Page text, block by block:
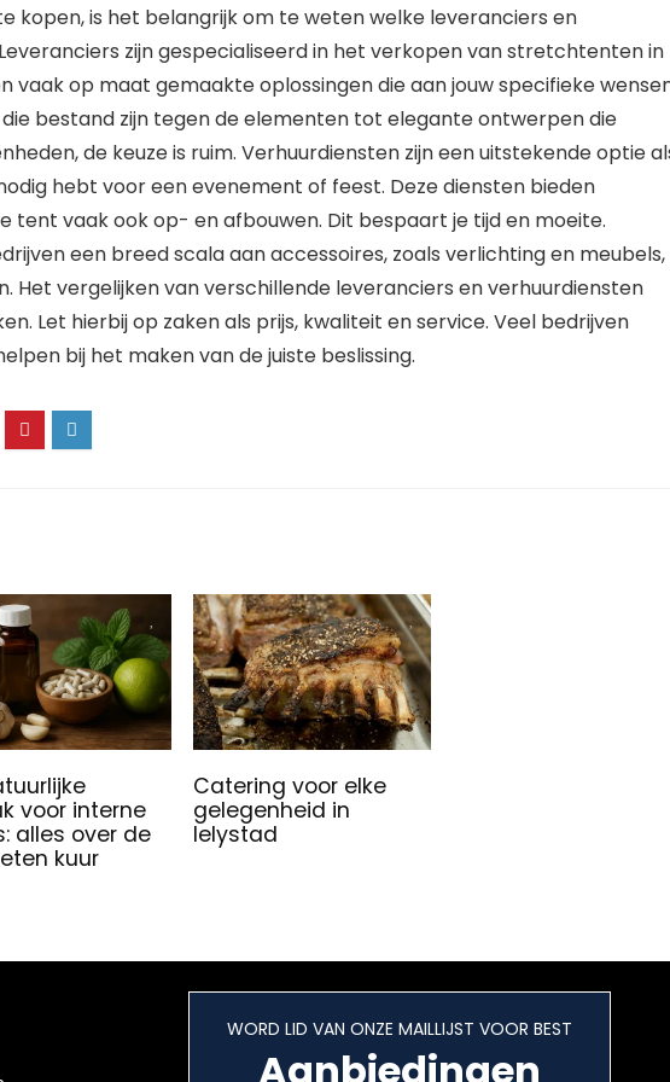
kopen, is het belangrijk om te weten welke leveranciers en
zijn gespecialiseerd in het verkopen van stretchtenten in
vaak op maat gemaakte oplossingen die aan jouw specifieke
bestand zijn tegen de elementen tot elegante ontwerpen die
de keuze is ruim. Verhuurdiensten zijn een uitstekende optie
hebt voor een evenement of feest. Deze diensten bieden
tent vaak ook op- en afbouwen. Dit bespaart je tijd en moeite.
een breed scala aan accessoires, zoals verlichting en meubels,
Het vergelijken van verschillende leveranciers en verhuurdiensten
Let hierbij op zaken als prijs, kwaliteit en service. Veel bedrijven
bij het maken van de juiste beslissing.
voor interne
alles over de
kuur
Catering voor elke
gelegenheid in
lelystad
WORD LID VAN ONZE MAILLIJST VOOR BEST
Aanbiedingen